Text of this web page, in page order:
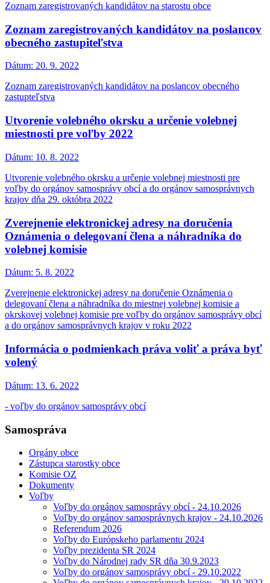
Zoznam zaregistrovaných kandidátov na starostu obce
Zoznam zaregistrovaných kandidátov na poslancov
obecného zastupiteľstva
Dátum: 20. 9. 2022
Zoznam zaregistrovaných kandidátov na poslancov obecného
zastupteľstva
Utvorenie volebného okrsku a určenie volebnej
miestnosti pre voľby 2022
Dátum: 10. 8. 2022
Utvorenie volebného okrsku a určenie volebnej miestnosti pre
voľby do orgánov samosprávy obcí a do orgánov samosprávnych
krajov dňa 29. októbra 2022
Zverejnenie elektronickej adresy na doručenia
Oznámenia o delegovaní člena a náhradníka do
volebnej komisie
Dátum: 5. 8. 2022
Zverejnenie elektronickej adresy na doručenie Oznámenia o
delegovaní člena a náhradníka do miestnej volebnej komisie a
okrskovej volebnej komisie pre voľby do orgánov samosprávy obcí
a do orgánov samosprávnych krajov v roku 2022
Informácia o podmienkach práva voliť a práva byť
volený
Dátum: 13. 6. 2022
- voľby do orgánov samosprávy obcí
Samospráva
Orgány obce
Zástupca starostky obce
Komisie OZ
Dokumenty
Voľby
Voľby do orgánov samosprávy obcí - 24.10.2026
Voľby do orgánov samosprávnych krajov - 24.10.2026
Referendum 2026
Voľby do Európskeho parlamentu 2024
Voľby prezidenta SR 2024
Voľby do Národnej rady SR dňa 30.9.2023
Voľby do orgánov samosprávy obcí - 29.10.2022